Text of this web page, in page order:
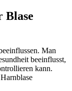
Blase
Man
beeinflusst,
kann.